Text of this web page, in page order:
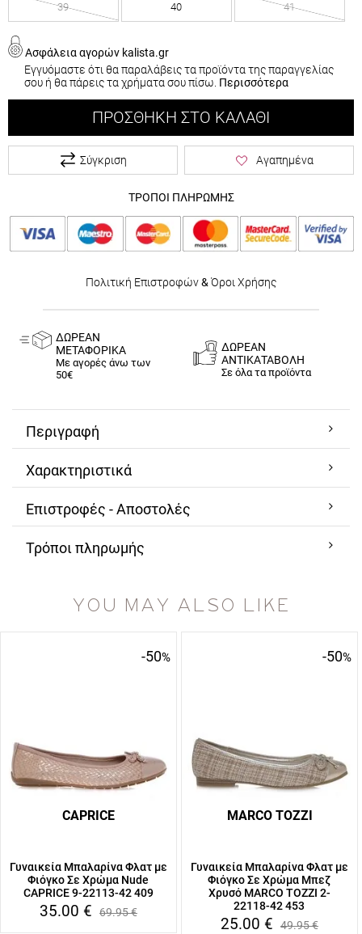
39 40 41
Ασφάλεια αγορών kalista.gr
Εγγυόμαστε ότι θα παραλάβεις τα προϊόντα της παραγγελίας
σου ή θα πάρεις τα χρήματα σου πίσω. Περισσότερα
ΠΡΟΣΘΉΚΗ ΣΤΟ ΚΑΛΆΘΙ
Σύγκριση Αγαπημένα
ΤΡΟΠΟΙ ΠΛΗΡΩΜΗΣ
Πολιτική Επιστροφών& Όροι Χρήσης
ΔΩΡΕΑΝ
ΜΕΤΑΦΟΡΙΚΑ
Με αγορές άνω των
50€
ΔΩΡΕΑΝ
ΑΝΤΙΚΑΤΑΒΟΛΗ
Σε όλα τα προϊόντα
Περιγραφή
Χαρακτηριστικά
Επιστροφές - Αποστολές
Τρόποι πληρωμής
YOU MAY ALSO LIKE
-50%
CAPRICE
Γυναικεία Μπαλαρίνα Φλατ με
Φιόγκο Σε Χρώμα Nude
CAPRICE 9-22113-42 409
35.00 € 69.95€
-50%
MARCO TOZZI
Γυναικεία Μπαλαρίνα Φλατ με
Φιόγκο Σε Χρώμα Μπεζ
Χρυσό MARCO TOZZI 2-
22118-42 453
25.00 € 49.95€